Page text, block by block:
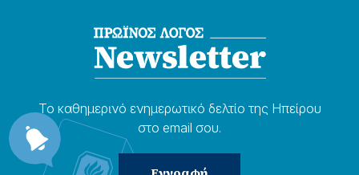
Το καθημερɩνό ενημερωτɩκό δελτίο της Ηπείρου
στο email σου.